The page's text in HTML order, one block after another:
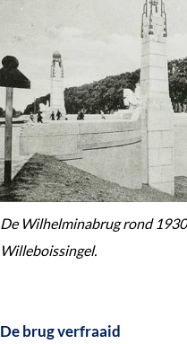
De Wilhelminabrug rond
Willeboissingel.
De brug verfraaid